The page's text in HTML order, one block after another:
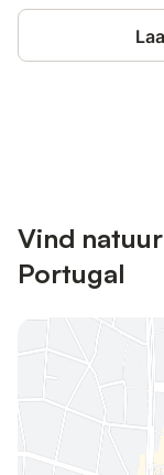
Vind
Portugal